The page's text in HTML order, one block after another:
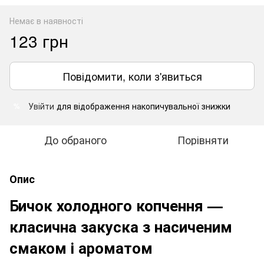
Немає в наявності
123 грн
Повідомити, коли з'явиться
Увійти для відображення накопичувальної знижки
До обраного Порівняти
Опис
Бичок холодного копчення —
класична закуска з насиченим
смаком і ароматом